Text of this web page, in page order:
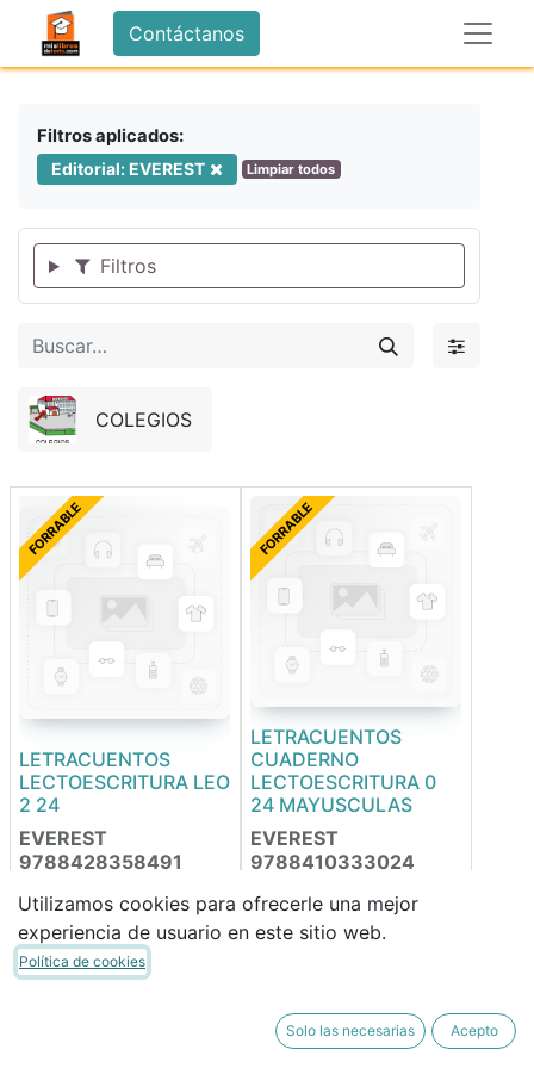
Contáctanos
Filtros aplicados:
Editorial: EVEREST Limpiar todos
Filtros
COLEGIOS
FORRABLE
LETRACUENTOS
LECTOESCRITURA LEO
2 24
EVEREST
9788428358491
20,00 €
17,00
FORRABLE
LETRACUENTOS
CUADERNO
LECTOESCRITURA 0
24 MAYUSCULAS
EVEREST
9788410333024
15,95€
FORRABLE
Utilizamos cookies para ofrecerle una mejor
experiencia de usuario en este sitio web.
Política de cookies
Solo las necesarias Acepto